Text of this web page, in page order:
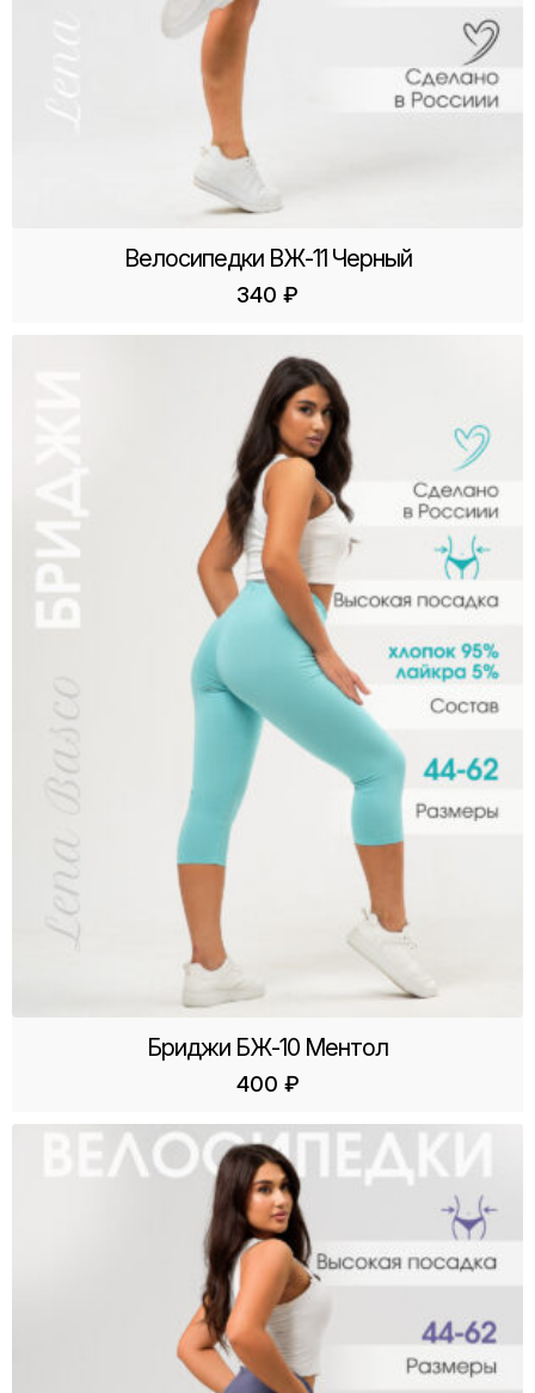
Велосипедки ВЖ-11 Черный
340 ₽
Бриджи БЖ-10 Ментол
400 ₽